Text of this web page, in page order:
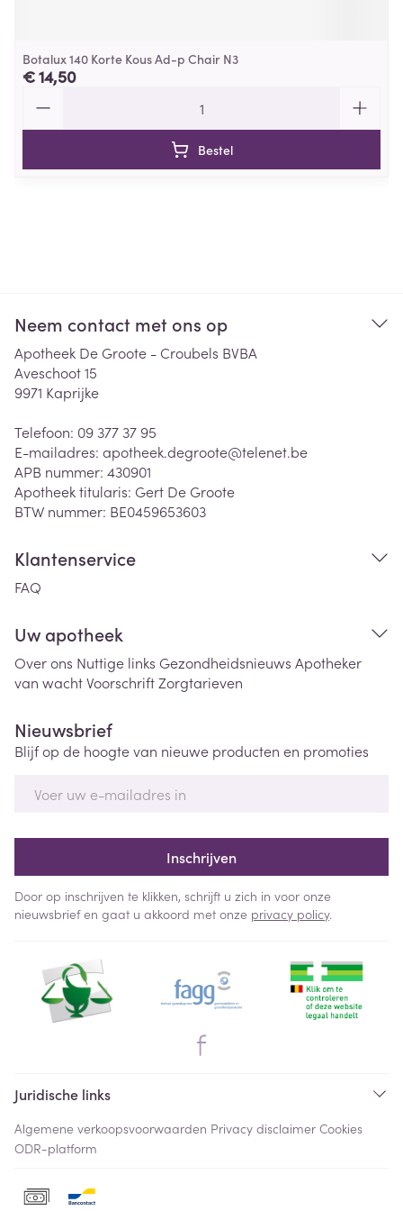
Botalux 140 Korte Kous Ad-p Chair N3
€ 14,50
Bestel
Neem contact met ons op
Apotheek De Groote - Croubels BVBA
Aveschoot 15
9971 Kaprijke
Telefoon: 09 377 37 95
E-mailadres: apotheek.degroote@telenet.be
APB nummer: 430901
Apotheek titularis: Gert De Groote
BTW nummer: BE0459653603
Klantenservice
FAQ
Uw apotheek
Over ons Nuttige links Gezondheidsnieuws Apotheker
van wachtVoorschriftZorgtarieven
Nieuwsbrief
Blijf op de hoogte van nieuwe producten en promoties
Inschrijven
Door op inschrijven te klikken, schrijft u zich in voor onze
nieuwsbrief en gaat u akkoord met onze privacy policy.
Juridische links
Algemene verkoopsvoorwaarden Privacy disclaimer Cookies
ODR-platform